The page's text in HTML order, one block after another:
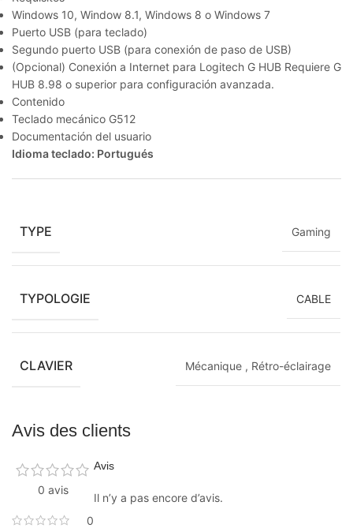
Windows 10, Window 8.1, Windows 8 o Windows 7
Puerto USB (para teclado)
Segundo puerto USB (para conexión de paso de USB)
(Opcional) Conexión a Internet para Logitech G HUB Requiere G
HUB 8.98 o superior para configuración avanzada.
Contenido
Teclado mecánico G512
Documentación del usuario
Idioma teclado: Portugués
TYPE Gaming
TYPOLOGIE CABLE
CLAVIER Mécanique , Rétro-éclairage
Avis des clients
0 avis
0
Avis
Il n’y a pas encore d’avis.